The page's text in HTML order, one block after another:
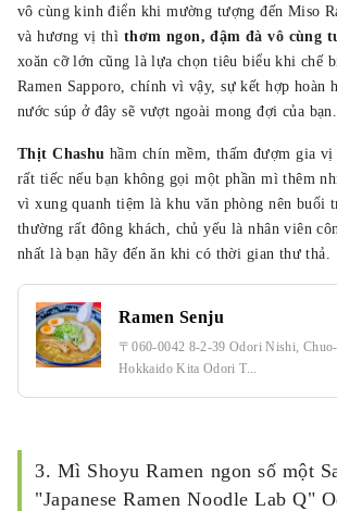
vô cùng kinh điển khi mường tượng đến Miso
và hương vị thì thơm ngon, đậm đà vô cùng
xoăn cỡ lớn cũng là lựa chọn tiêu biểu khi chế
Ramen Sapporo, chính vì vậy, sự kết hợp hoàn
nước súp ở đây sẽ vượt ngoài mong đợi của bạn.
Thịt Chashu hầm chín mềm, thấm đượm gia vị
rất tiếc nếu bạn không gọi một phần mì thêm
vì xung quanh tiệm là khu văn phòng nên buổi
thường rất đông khách, chủ yếu là nhân viên
nhất là bạn hãy đến ăn khi có thời gian thư thả.
Ramen Senju
〒060-0042 8-2-39 Odori Nishi, Chuo-
Hokkaido Kita Odori T...
3. Mì Shoyu Ramen ngon số một
"Japanese Ramen Noodle Lab Q"